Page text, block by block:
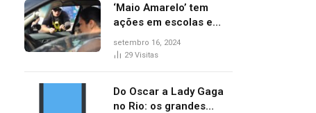
‘Maio Amarelo’ tem
ações em escolas e
ruas para prevenir
acidentes no trânsito
setembro 16, 2024
29 Visitas
Do Oscar a Lady Gaga
no Rio: os grandes